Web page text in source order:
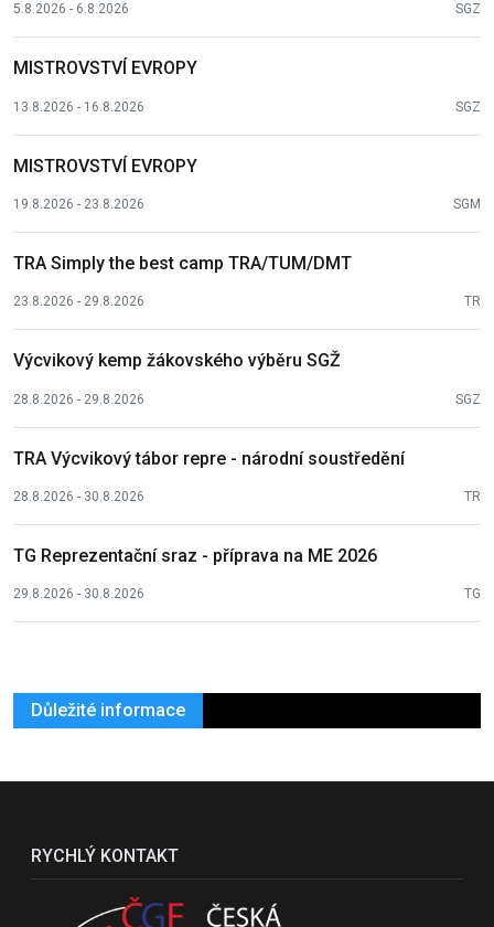
5.8.2026 - 6.8.2026 SGZ
MISTROVSTVÍ EVROPY
13.8.2026 - 16.8.2026 SGZ
MISTROVSTVÍ EVROPY
19.8.2026 - 23.8.2026 SGM
TRA Simply the best camp TRA/TUM/DMT
23.8.2026 - 29.8.2026 TR
Výcvikový kemp žákovského výběru SGŽ
28.8.2026 - 29.8.2026 SGZ
TRA Výcvikový tábor repre - národní soustředění
28.8.2026 - 30.8.2026 TR
TG Reprezentační sraz - příprava na ME 2026
29.8.2026 - 30.8.2026 TG
Důležité informace
RYCHLÝ KONTAKT